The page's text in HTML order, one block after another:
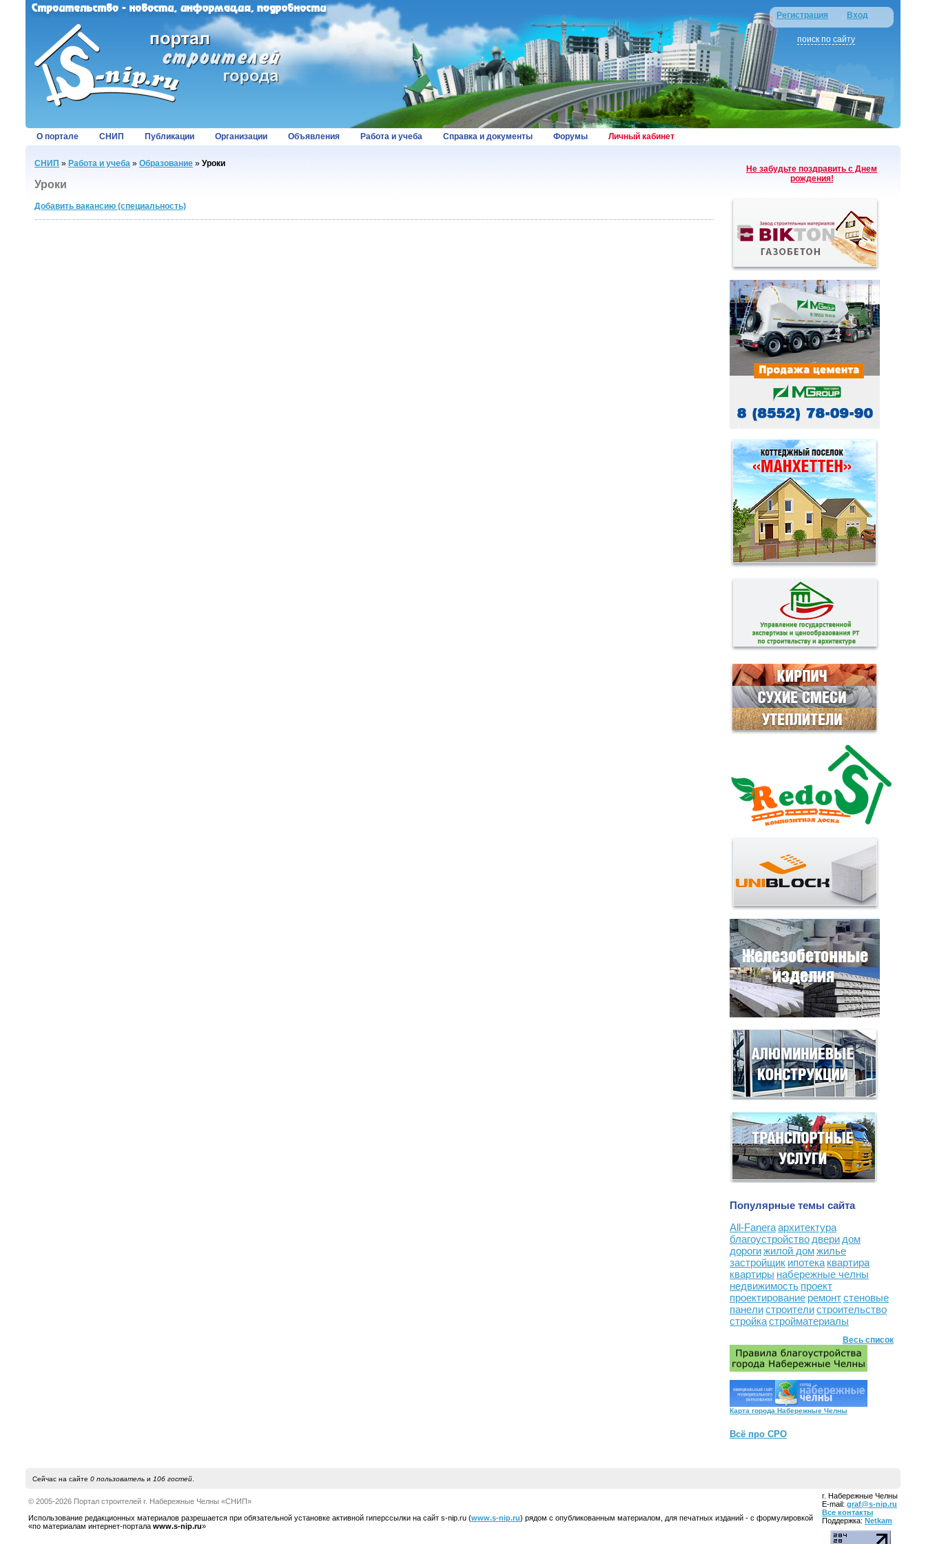
Регистрация Вход
поиск по сайту
О портале СНИП Публикации Организации Объявления Работа и учеба Справка и документы Форумы Личный кабинет
СНИП » Работа и учеба » Образование » Уроки
Уроки
Добавить вакансию (специальность)
Не забудьте поздравить с Днем
рождения!
Популярные темы сайта
All-Faneraархитектура
благоустройство двери дом
дорогижилой домжилье
застройщик ипотека квартира
квартиры набережные челны
недвижимость проект
проектирование ремонтстеновые
панелистроителистроительство
стройкастройматериалы
Весь список
Карта города Набережные Челны
Всё про СРО
Сейчас на сайте 0 пользовательи 106 гостей.
© 2005-2026 Портал строителей г. Набережные Челны «СНИП»
Использование редакционных материалов разрешается при обязательной установке активной гиперссылки на сайт s-nip.ru (www.s-nip.ru) рядом с опубликованным материалом, для печатных изданий - с формулировкой
«по материалам интернет-портала www.s-nip.ru»
г. Набережные Челны
E-mail: graf@s-nip.ru
Все контакты
Поддержка: Netkam